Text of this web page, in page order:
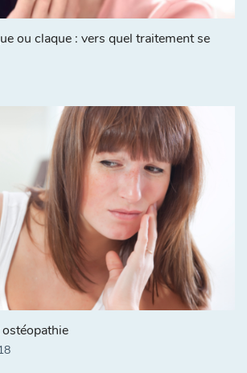
ou claque : vers quel traitement se